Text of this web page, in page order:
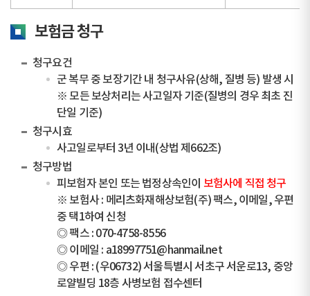
보험금 청구
청구요건
군 복무 중 보장기간 내 청구사유(상해, 질병 등) 발생 시
※ 모든 보상처리는 사고일자 기준(질병의 경우 최초 진
단일 기준)
청구시효
사고일로부터 3년 이내(상법 제662조)
청구방법
피보험자 본인 또는 법정상속인이 보험사에 직접 청구
※ 보험사 : 메리츠화재해상보험(주) 팩스, 이메일, 우편
중 택1하여 신청
◎ 팩스 : 070-4758-8556
◎ 이메일 : a18997751@hanmail.net
◎ 우편 : (우06732) 서울특별시 서초구 서운로13, 중앙
로얄빌딩 18층 사병보험 접수센터